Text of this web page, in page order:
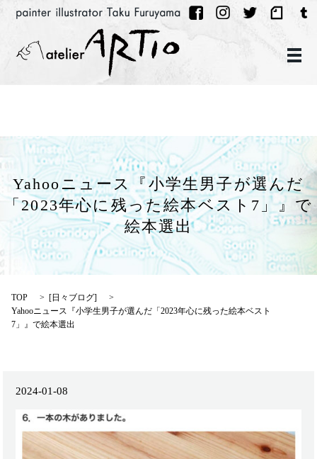
メ
Yahooニュース『小学生男子が選んだ
「2023年心に残った絵本ベスト7」』で
絵本選出
TOP [日々ブログ]
Yahooニュース『小学生男子が選んだ「2023年心に残った絵本ベスト
7」』で絵本選出
2024-01-08